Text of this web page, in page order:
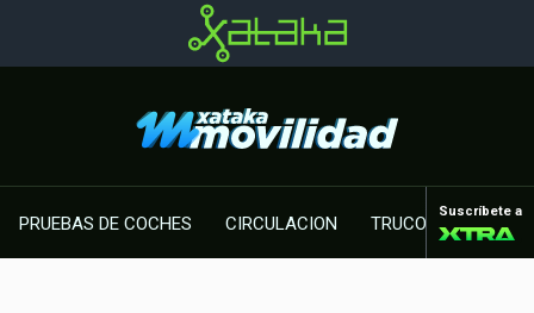
PRUEBAS DE COCHES CIRCULACION TRUCOS MOTOR
Suscríbete a